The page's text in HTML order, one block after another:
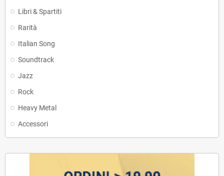
Libri & Spartiti
Rarità
Italian Song
Soundtrack
Jazz
Rock
Heavy Metal
Accessori